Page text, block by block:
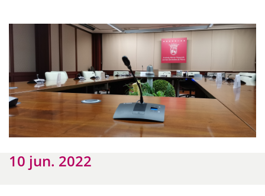
10 jun. 2022